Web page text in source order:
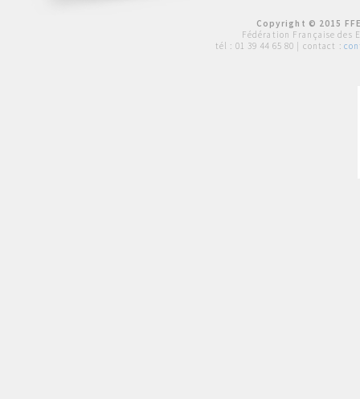
Copyright © 2015
Fédération Française des
tél : 01 39 44 65 80 | contact :